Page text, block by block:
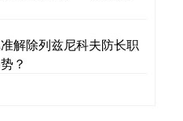
解除列兹尼科夫防长职
？